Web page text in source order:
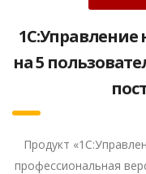
на 5
Продукт
профессиональная